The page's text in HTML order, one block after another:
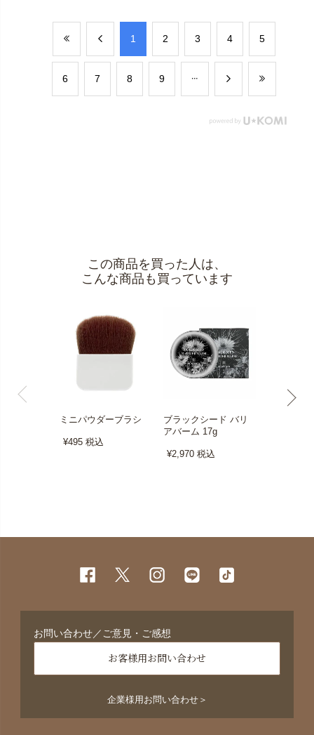
​1 ​2 ​3 ​4 ​5
​6 ​7 ​8 ​9
この商品を買った人は、
こんな商品も買っています
ミニパウダーブラシ
¥495税込
ブラックシード バリ
アバーム 17g
¥2,970税込
お問い合わせ／ご意見・ご感想
お客様用お問い合わせ
企業様用お問い合わせ＞